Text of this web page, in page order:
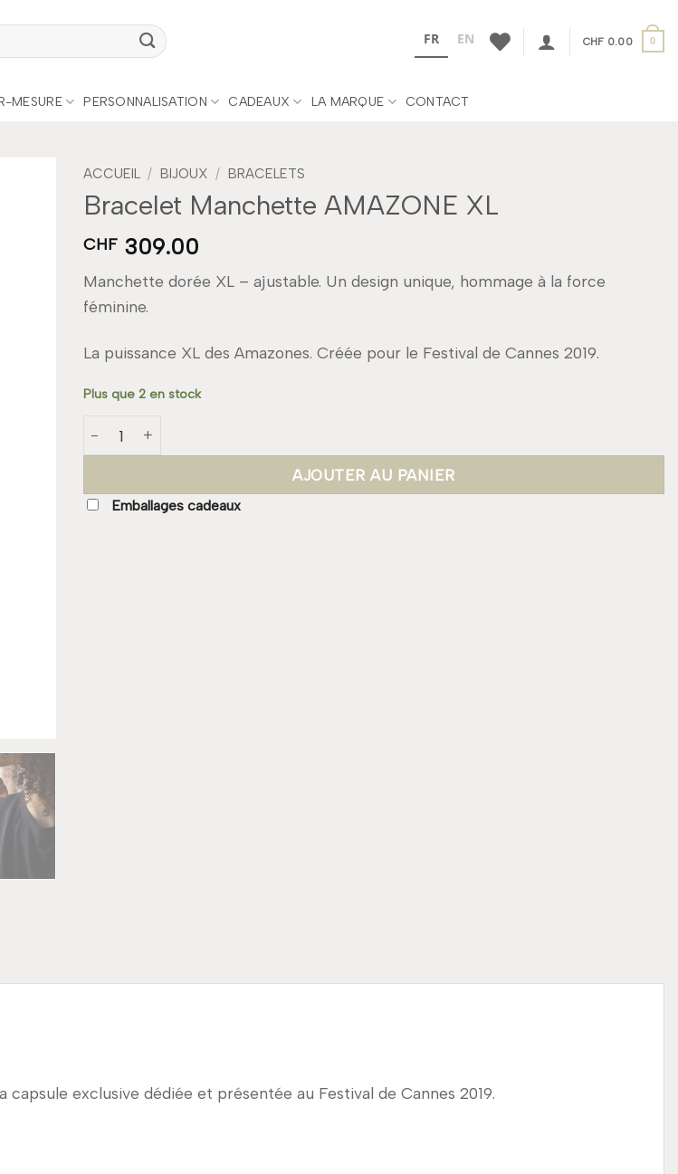
FR EN CHF 0.00 0
MESURE PERSONNALISATION CADEAUX LA MARQUE CONTACT
ACCUEIL / BIJOUX / BRACELETS
Bracelet Manchette AMAZONE XL
CHF 309.00
Manchette dorée XL – ajustable. Un design unique, hommage à la force
féminine.
La puissance XL des Amazones. Créée pour le Festival de Cannes 2019.
Plus que 2 en stock
AJOUTER AU PANIER
Emballages cadeaux
exclusive dédiée et présentée au Festival de Cannes 2019.